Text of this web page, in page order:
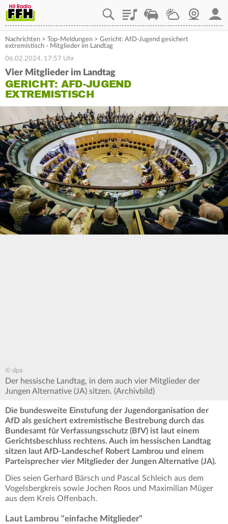
PlaylistStaupilotWetterWebcam
Nachrichten > Top-Meldungen > Gericht: AfD-Jugend gesichert
extremistisch - Mitglieder im Landtag
06.02.2024, 17:57 Uhr
Vier Mitglieder im Landtag
GERICHT: AFD-JUGEND
EXTREMISTISCH
© dpa
Der hessische Landtag, in dem auch vier Mitglieder der
Jungen Alternative (JA) sitzen. (Archivbild)
Die bundesweite Einstufung der Jugendorganisation der
AfD als gesichert extremistische Bestrebung durch das
Bundesamt für Verfassungsschutz (BfV) ist laut einem
Gerichtsbeschluss rechtens. Auch im hessischen Landtag
sitzen laut AfD-Landeschef Robert Lambrou und einem
Parteisprecher vier Mitglieder der Jungen Alternative (JA).
Dies seien Gerhard Bärsch und Pascal Schleich aus dem
Vogelsbergkreis sowie Jochen Roos und Maximilian Müger
aus dem Kreis Offenbach.
Laut Lambrou "einfache Mitglieder"